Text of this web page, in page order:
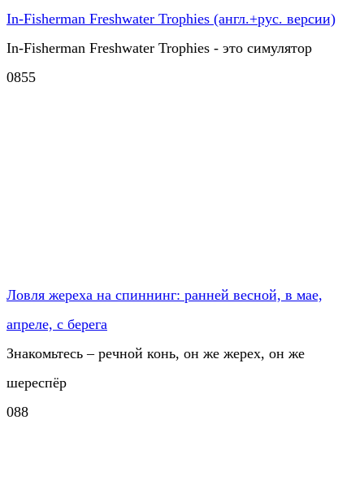
In-Fisherman Freshwater Trophies (англ.+рус. версии)
In-Fisherman Freshwater Trophies - это симулятор
0855
Ловля жереха на спиннинг: ранней весной, в мае,
апреле, с берега
Знакомьтесь – речной конь, он же жерех, он же
шереспёр
088